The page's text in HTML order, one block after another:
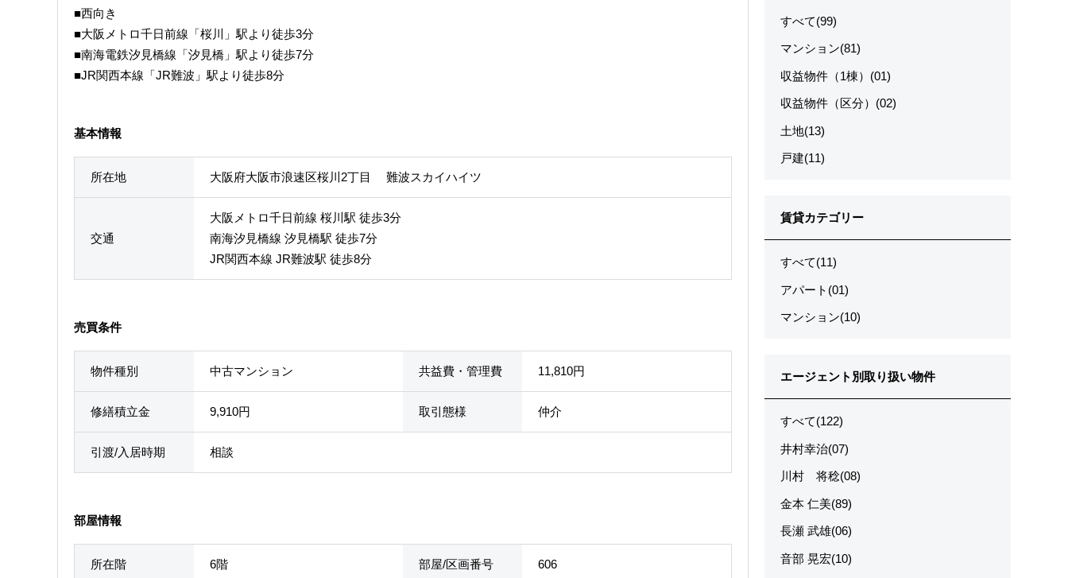
■西向き
■大阪メトロ千日前線「桜川」駅より徒歩3分
■南海電鉄汐見橋線「汐見橋」駅より徒歩7分
■JR関西本線「JR難波」駅より徒歩8分
基本情報
所在地 大阪府大阪市浪速区桜川2丁目 難波スカイハイツ
交通
大阪メトロ千日前線 桜川駅 徒歩3分
南海汐見橋線 汐見橋駅 徒歩7分
JR関西本線 JR難波駅 徒歩8分
売買条件
物件種別 中古マンション 共益費・管理費 11,810円
修繕積立金 9,910円 取引態様 仲介
引渡/入居時期 相談
部屋情報
所在階 6階 部屋/区画番号 606
すべて(99)
マンション(81)
収益物件（1棟）(01)
収益物件（区分）(02)
土地(13)
戸建(11)
賃貸カテゴリー
すべて(11)
アパート(01)
マンション(10)
エージェント別取り扱い物件
すべて(122)
井村幸治(07)
川村 将稔(08)
金本 仁美(89)
長瀬 武雄(06)
音部 晃宏(10)